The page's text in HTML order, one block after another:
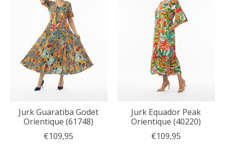
Jurk Guaratiba Godet
Orientique (61748)
€109,95
Jurk Equador Peak
Orientique (40220)
€109,95